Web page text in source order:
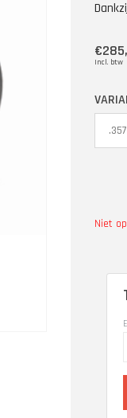
Incl. btw
Niet